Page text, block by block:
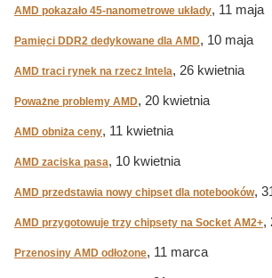
AMD pokazało 45-nanometrowe układy, 11 maja
Pamięci DDR2 dedykowane dla AMD, 10 maja
AMD traci rynek na rzecz Intela, 26 kwietnia
Poważne problemy AMD, 20 kwietnia
AMD obniża ceny, 11 kwietnia
AMD zaciska pasa, 10 kwietnia
AMD przedstawia nowy chipset dla notebooków,
AMD przygotowuje trzy chipsety na Socket AM2+,
Przenosiny AMD odłożone, 11 marca